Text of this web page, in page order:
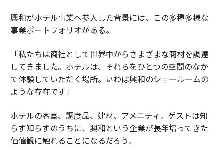
興和がホテル事業へ参入した背景には、この多種多様な
事業ポートフォリオがある。
「私たちは商社として世界中からさまざまな商材を調達
してきました。ホテルは、それらをひとつの空間のなか
で体験していただく場所。いわば興和のショールームの
ような存在です」
ホテルの客室、調度品、建材、アメニティ。ゲストは知
らず知らずのうちに、興和という企業が長年培ってきた
価値観に触れることになるだろう。